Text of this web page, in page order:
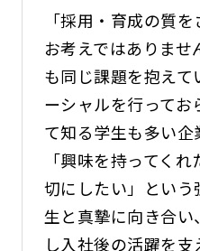
「採用・育成の質
お考えではありま
も同じ課題を抱え
ーシャルを行ってお
て知る学生も多い企
「興味を持ってく
切にしたい」とい
生と真摯に向き合
し入社後の活躍を